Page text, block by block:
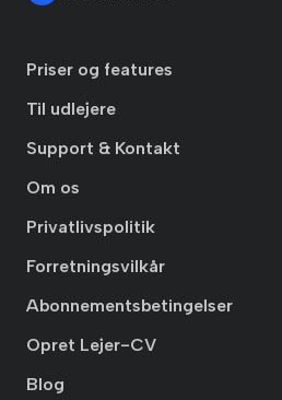
Priser og features
Til udlejere
Support & Kontakt
Om os
Privatlivspolitik
Forretningsvilkår
Abonnementsbetingelser
Opret Lejer-CV
Blog